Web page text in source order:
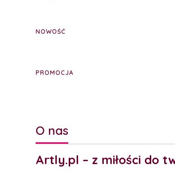
NOWOŚĆ
PROMOCJA
O nas
Artly.pl – z miłości do